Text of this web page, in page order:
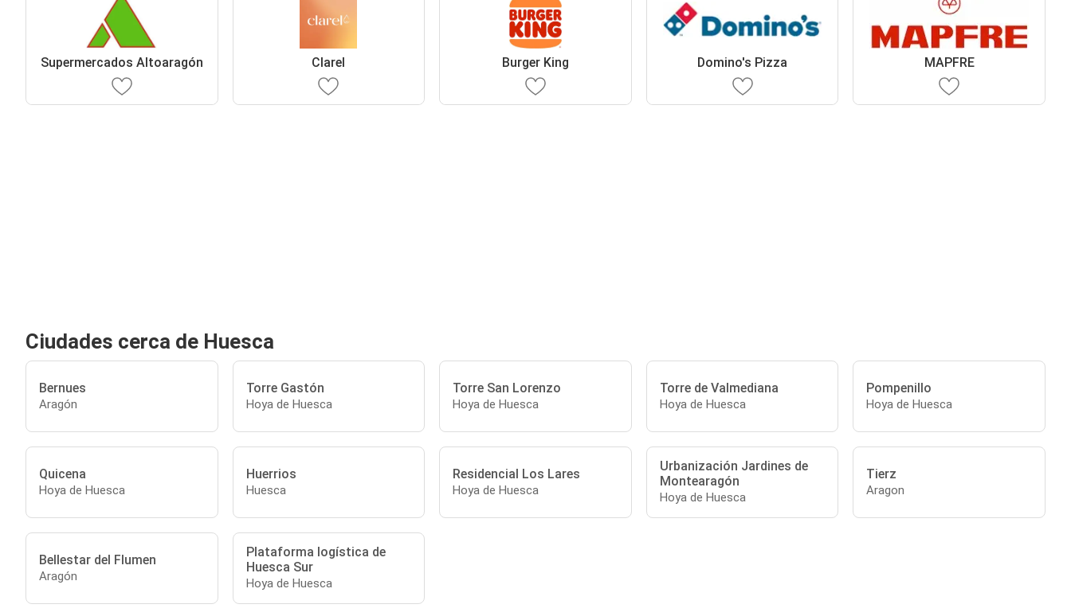
Supermercados Altoaragón Clarel Burger King Domino's Pizza MAPFRE
Ciudades cerca de Huesca
Bernues
Aragón
Torre Gastón
Hoya de Huesca
Torre San Lorenzo
Hoya de Huesca
Torre de Valmediana
Hoya de Huesca
Pompenillo
Hoya de Huesca
Quicena
Hoya de Huesca
Huerrios
Huesca
Residencial Los Lares
Hoya de Huesca
Urbanización Jardines de
Montearagón
Hoya de Huesca
Tierz
Aragon
Bellestar del Flumen
Aragón
Plataforma logística de
Huesca Sur
Hoya de Huesca